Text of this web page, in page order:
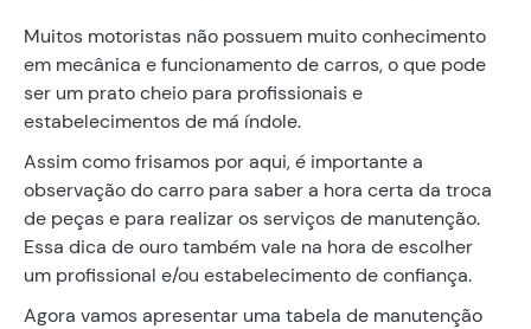
Muitos motoristas não possuem muito conhecimento
em mecânica e funcionamento de carros, o que pode
ser um prato cheio para profissionais e
estabelecimentos de má índole.
Assim como frisamos por aqui, é importante a
observação do carro para saber a hora certa da troca
de peças e para realizar os serviços de manutenção.
Essa dica de ouro também vale na hora de escolher
um profissional e/ou estabelecimento de confiança.
Agora vamos apresentar uma tabela de manutenção